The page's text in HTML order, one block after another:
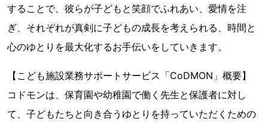
することで、彼らが子どもと笑顔でふれあい、愛情を注
ぎ、それぞれが真剣に子どもの成長を考えられる、時間と
心のゆとりを最大化するお手伝いをしていきます。
【こども施設業務サポートサービス「CoDMON」概要】
コドモンは、保育園や幼稚園で働く先生と保護者に対し
て、子どもたちと向き合うゆとりを持っていただくための